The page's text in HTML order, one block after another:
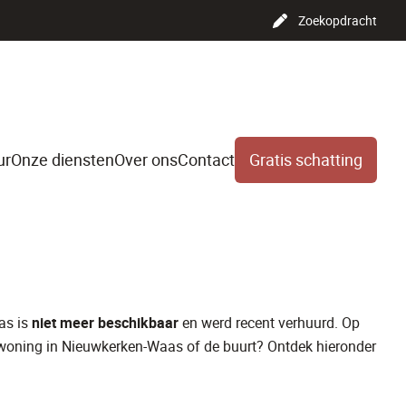
Zoekopdracht
Onze dienstenOver onsContact Gratis schatting
isniet meer beschikbaaren werd recent verhuurd. Op
in Nieuwkerken-Waas of de buurt? Ontdek hieronder